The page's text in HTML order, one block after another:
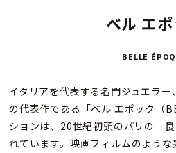
ベル エ
BELLE
イタリアを代表する名門ジュエラ
の代表作である「ベル エポック（
ションは、20世紀初頭のパリの「
れています。映画フィルムのよう